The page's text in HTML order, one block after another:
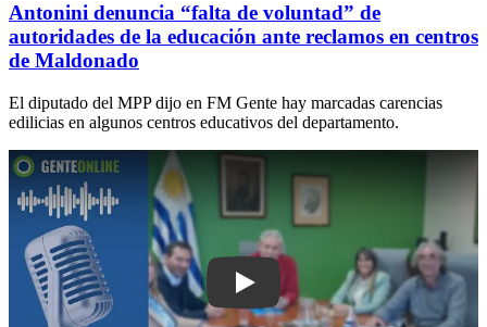
Antonini denuncia “falta de voluntad” de
autoridades de la educación ante reclamos en centros
de Maldonado
El diputado del MPP dijo en FM Gente hay marcadas carencias
edilicias en algunos centros educativos del departamento.
Play: El alcalde Rapetti se reunió con